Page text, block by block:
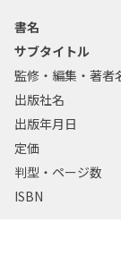
書名
サブタイトル
監修・編集・著者
出版社名
出版年月日
定価
判型・ページ数
ISBN